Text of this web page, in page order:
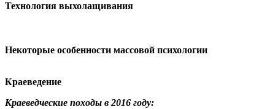
Технология выхолащивания
Некоторые особенности массовой психологии
Краеведение
Краеведческие походы в 2016 году: